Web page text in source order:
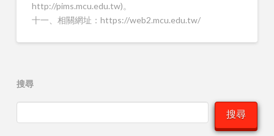
http://pims.mcu.edu.tw)。
十一、相關網址：https://web2.mcu.edu.tw/
搜尋
搜尋